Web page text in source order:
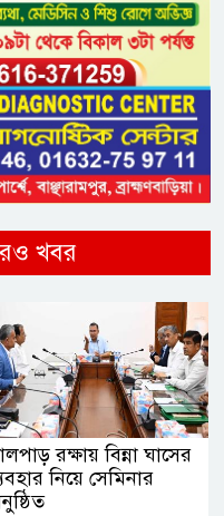
খবর
রক্ষায় বিন্না ঘাসের
নিয়ে সেমিনার